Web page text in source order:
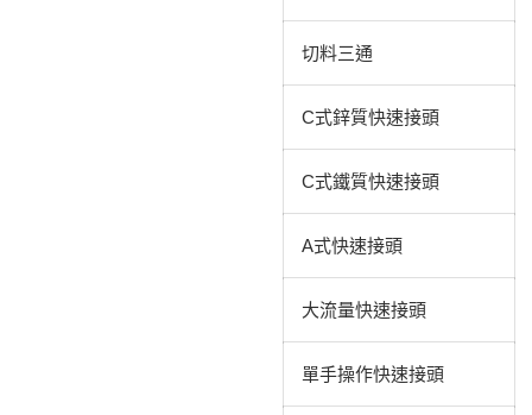
切料三通
C式鋅質快速接頭
C式鐵質快速接頭
A式快速接頭
大流量快速接頭
單手操作快速接頭